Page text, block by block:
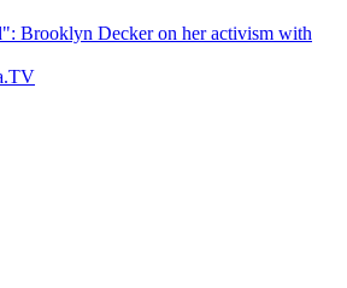
Brooklyn Decker on her activism with